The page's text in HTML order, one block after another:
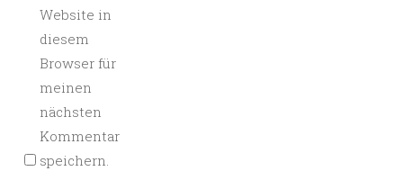
Website in
diesem
Browser für
meinen
nächsten
Kommentar
speichern.